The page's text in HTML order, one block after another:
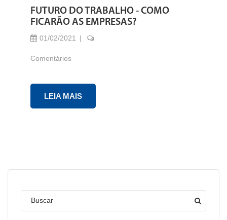
FUTURO DO TRABALHO - COMO
FICARÃO AS EMPRESAS?
01/02/2021
Comentários
LEIA MAIS
Buscar